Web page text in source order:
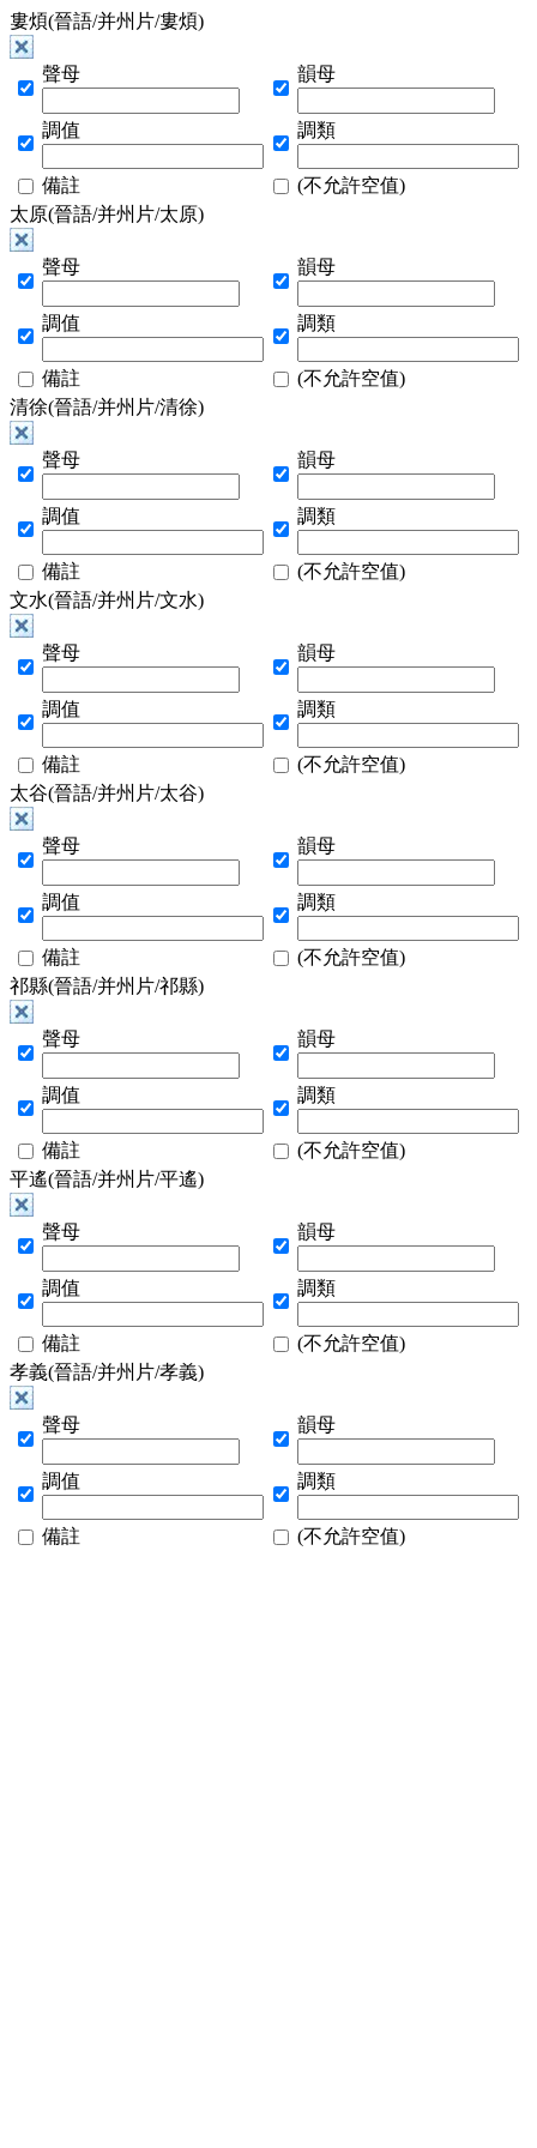
婁煩(晉語/并州片/婁煩)
聲母 韻母
調值 調類
備註
(不允許空值)
太原(晉語/并州片/太原)
聲母 韻母
調值 調類
備註
(不允許空值)
清徐(晉語/并州片/清徐)
聲母 韻母
調值 調類
備註
(不允許空值)
文水(晉語/并州片/文水)
聲母 韻母
調值 調類
備註
(不允許空值)
太谷(晉語/并州片/太谷)
聲母 韻母
調值 調類
備註
(不允許空值)
祁縣(晉語/并州片/祁縣)
聲母 韻母
調值 調類
備註
(不允許空值)
平遙(晉語/并州片/平遙)
聲母 韻母
調值 調類
備註
(不允許空值)
孝義(晉語/并州片/孝義)
聲母 韻母
調值 調類
備註 (不允許空值)